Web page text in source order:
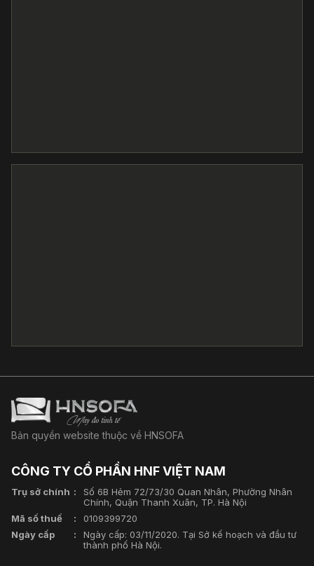
Bản quyền website thuộc về HNSOFA
CÔNG TY CỔ PHẦN HNF VIỆT NAM
Trụ sở chính
Số 6B Hẻm 72/73/30 Quan Nhân, Phường Nhân
Chính, Quận Thanh Xuân, TP. Hà Nội
Mã số thuế
0109399720
Ngày cấp
Ngày cấp: 03/11/2020. Tại Sở kế hoạch và đầu tư
thành phố Hà Nội.